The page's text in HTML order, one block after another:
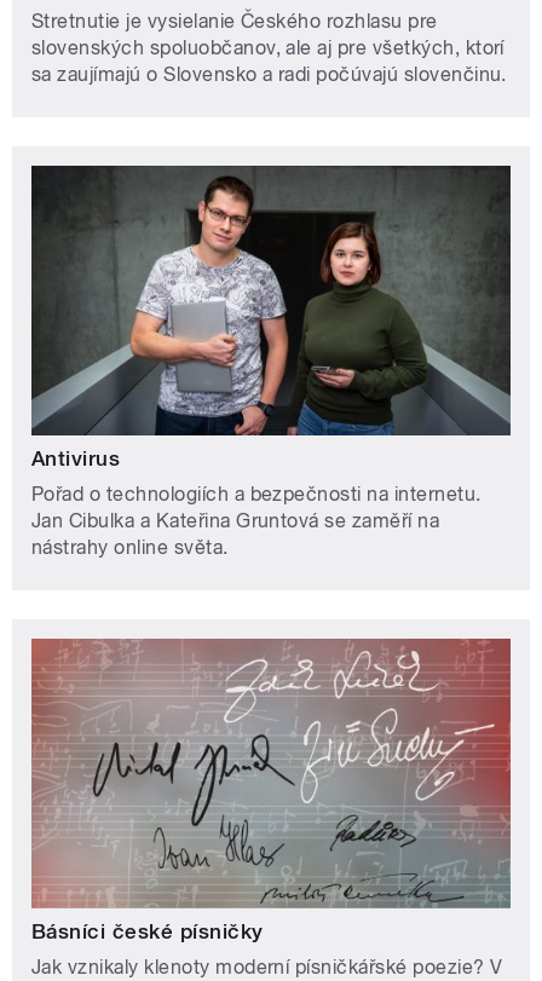
Stretnutie je vysielanie Českého rozhlasu pre
slovenských spoluobčanov, ale aj pre všetkých, ktorí
sa zaujímajú o Slovensko a radi počúvajú slovenčinu.
Antivirus
Pořad o technologiích a bezpečnosti na internetu.
Jan Cibulka a Kateřina Gruntová se zaměří na
nástrahy online světa.
Básníci české písničky
Jak vznikaly klenoty moderní písničkářské poezie? V